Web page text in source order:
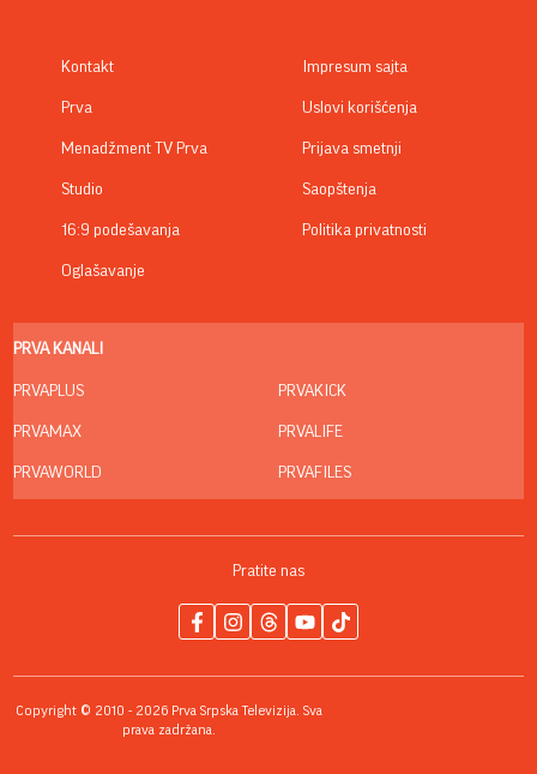
Kontakt
Prva
Menadžment TV Prva
Studio
16:9 podešavanja
Oglašavanje
Impresum sajta
Uslovi korišćenja
Prijava smetnji
Saopštenja
Politika privatnosti
PRVA KANALI
PRVAPLUS
PRVAMAX
PRVAWORLD
PRVAKICK
PRVALIFE
PRVAFILES
Pratite nas
Copyright © 2010 - 2026 Prva Srpska Televizija. Sva
prava zadržana.